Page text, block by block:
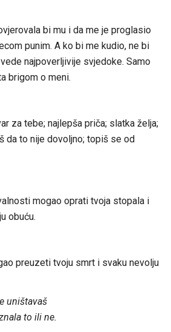
bi mu i da me je proglasio
punim. A ko bi me kudio, ne bi
najpoverljivije svjedoke. Samo
brigom o meni.
za tebe; najlepša priča; slatka želja;
da to nije dovoljno; topiš se od
mogao oprati tvoja stopala i
obuću.
preuzeti tvoju smrt i svaku nevolju
uništavaš
to ili ne.